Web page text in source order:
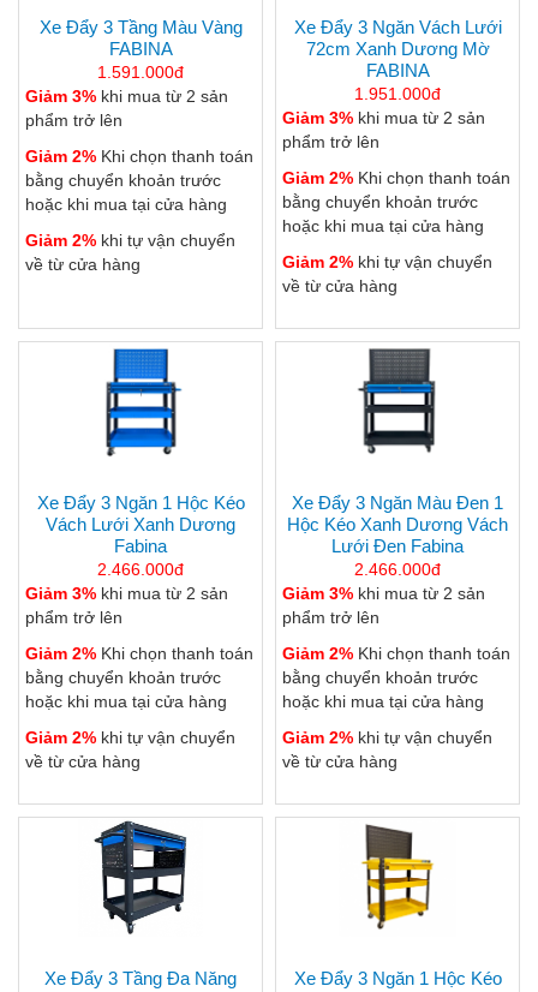
Xe Đẩy 3 Tầng Màu Vàng
FABINA
1.591.000đ
Giảm 3% khi mua từ 2 sản
phẩm trở lên
Giảm 2% Khi chọn thanh toán
bằng chuyển khoản trước
hoặc khi mua tại cửa hàng
Giảm 2% khi tự vận chuyển
về từ cửa hàng
Xe Đẩy 3 Ngăn Vách Lưới
72cm Xanh Dương Mờ
FABINA
1.951.000đ
Giảm 3% khi mua từ 2 sản
phẩm trở lên
Giảm 2% Khi chọn thanh toán
bằng chuyển khoản trước
hoặc khi mua tại cửa hàng
Giảm 2% khi tự vận chuyển
về từ cửa hàng
Xe Đẩy 3 Ngăn 1 Hộc Kéo
Vách Lưới Xanh Dương
Fabina
2.466.000đ
Giảm 3% khi mua từ 2 sản
phẩm trở lên
Giảm 2% Khi chọn thanh toán
bằng chuyển khoản trước
hoặc khi mua tại cửa hàng
Giảm 2% khi tự vận chuyển
về từ cửa hàng
Xe Đẩy 3 Ngăn Màu Đen 1
Hộc Kéo Xanh Dương Vách
Lưới Đen Fabina
2.466.000đ
Giảm 3% khi mua từ 2 sản
phẩm trở lên
Giảm 2% Khi chọn thanh toán
bằng chuyển khoản trước
hoặc khi mua tại cửa hàng
Giảm 2% khi tự vận chuyển
về từ cửa hàng
Xe Đẩy 3 Tầng Đa Năng
Xe Đẩy 3 Ngăn 1 Hộc Kéo